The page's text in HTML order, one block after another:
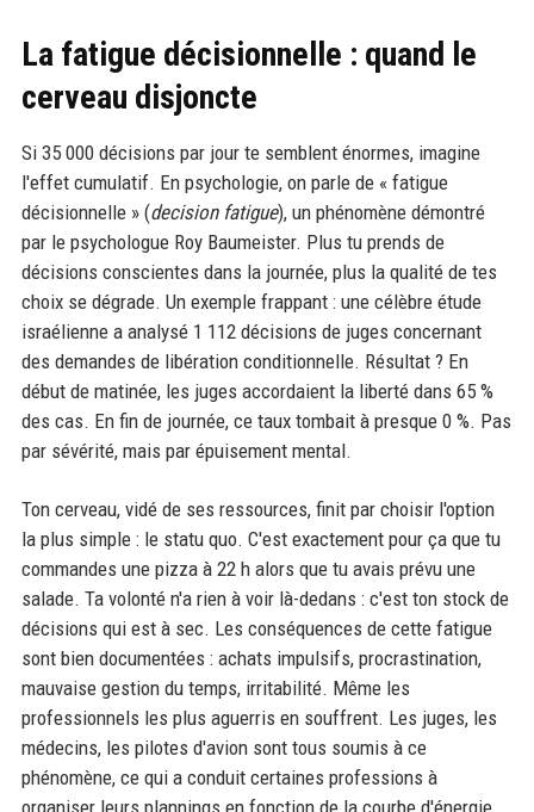
La fatigue décisionnelle : quand le
cerveau disjoncte
Si 35 000 décisions par jour te semblent énormes, imagine
l'effet cumulatif. En psychologie, on parle de « fatigue
décisionnelle » (decision fatigue), un phénomène démontré
par le psychologue Roy Baumeister. Plus tu prends de
décisions conscientes dans la journée, plus la qualité de tes
choix se dégrade. Un exemple frappant : une célèbre étude
israélienne a analysé 1 112 décisions de juges concernant
des demandes de libération conditionnelle. Résultat ? En
début de matinée, les juges accordaient la liberté dans 65 %
des cas. En fin de journée, ce taux tombait à presque 0 %. Pas
par sévérité, mais par épuisement mental.
Ton cerveau, vidé de ses ressources, finit par choisir l'option
la plus simple : le statu quo. C'est exactement pour ça que tu
commandes une pizza à 22 h alors que tu avais prévu une
salade. Ta volonté n'a rien à voir là-dedans : c'est ton stock de
décisions qui est à sec. Les conséquences de cette fatigue
sont bien documentées : achats impulsifs, procrastination,
mauvaise gestion du temps, irritabilité. Même les
professionnels les plus aguerris en souffrent. Les juges, les
médecins, les pilotes d'avion sont tous soumis à ce
phénomène, ce qui a conduit certaines professions à